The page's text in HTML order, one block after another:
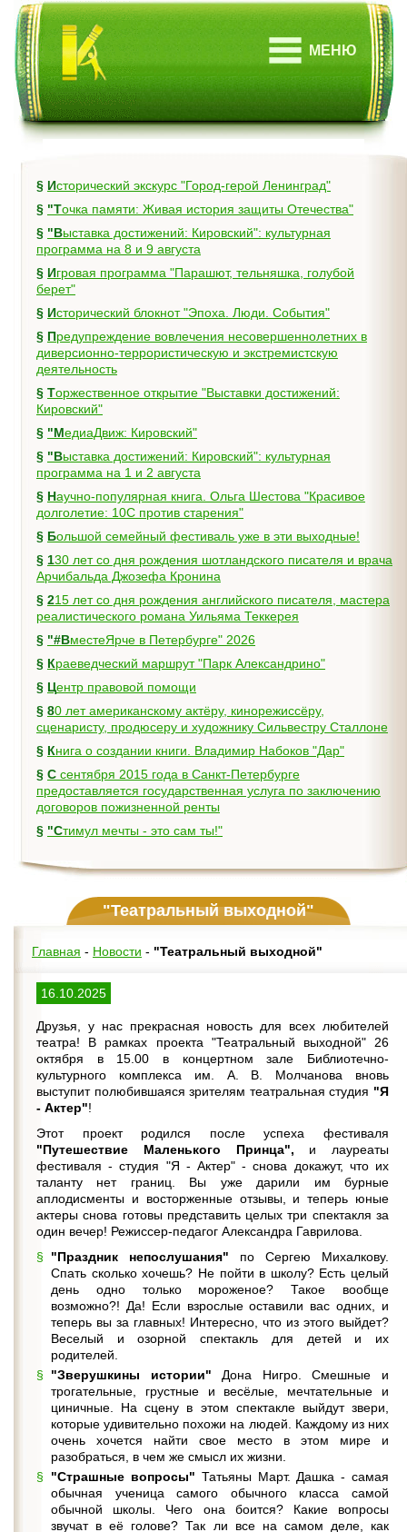
МЕНЮ
§
Исторический экскурс "Город-герой Ленинград"
§
"Точка памяти: Живая история защиты Отечества"
§ "Выставка достижений: Кировский": культурная
программа на 8 и 9 августа
§ Игровая программа "Парашют, тельняшка, голубой
берет"
§
Исторический блокнот "Эпоха. Люди. События"
§ Предупреждение вовлечения несовершеннолетних в
диверсионно-террористическую и экстремистскую
деятельность
§ Торжественное открытие "Выставки достижений:
Кировский"
§
"МедиаДвиж: Кировский"
§ "Выставка достижений: Кировский": культурная
программа на 1 и 2 августа
§ Научно-популярная книга. Ольга Шестова "Красивое
долголетие: 10C против старения"
§
Большой семейный фестиваль уже в эти выходные!
§ 130 лет со дня рождения шотландского писателя и врача
Арчибальда Джозефа Кронина
§ 215 лет со дня рождения английского писателя, мастера
реалистического романа Уильяма Теккерея
§
"#ВместеЯрче в Петербурге" 2026
§
Краеведческий маршрут "Парк Александрино"
§
Центр правовой помощи
§ 80 лет американскому актёру, кинорежиссёру,
сценаристу, продюсеру и художнику Сильвестру Сталлоне
§
Книга о создании книги. Владимир Набоков "Дар"
§ С сентября 2015 года в Санкт-Петербурге
предоставляется государственная услуга по заключению
договоров пожизненной ренты
§
"Стимул мечты - это сам ты!"
"Театральный выходной"
Главная - Новости - "Театральный выходной"
16.10.2025
Друзья, у нас прекрасная новость для всех любителей
театра! В рамках проекта "Театральный выходной" 26
октября в 15.00 в концертном зале Библиотечно-
культурного комплекса им. А. В. Молчанова вновь
выступит полюбившаяся зрителям театральная студия "Я
- Актер"!
Этот проект родился после успеха фестиваля
"Путешествие Маленького Принца", и лауреаты
фестиваля - студия "Я - Актер" - снова докажут, что их
таланту нет границ. Вы уже дарили им бурные
аплодисменты и восторженные отзывы, и теперь юные
актеры снова готовы представить целых три спектакля за
один вечер! Режиссер-педагог Александра Гаврилова.
"Праздник непослушания" по Сергею Михалкову.
Спать сколько хочешь? Не пойти в школу? Есть целый
день одно только мороженое? Такое вообще
возможно?! Да! Если взрослые оставили вас одних, и
теперь вы за главных! Интересно, что из этого выйдет?
Веселый и озорной спектакль для детей и их
родителей.
"Зверушкины истории" Дона Нигро. Смешные и
трогательные, грустные и весёлые, мечтательные и
циничные. На сцену в этом спектакле выйдут звери,
которые удивительно похожи на людей. Каждому из них
очень хочется найти свое место в этом мире и
разобраться, в чем же смысл их жизни.
"Страшные вопросы" Татьяны Март. Дашка - самая
обычная ученица самого обычного класса самой
обычной школы. Чего она боится? Какие вопросы
звучат в её голове? Так ли все на самом деле, как